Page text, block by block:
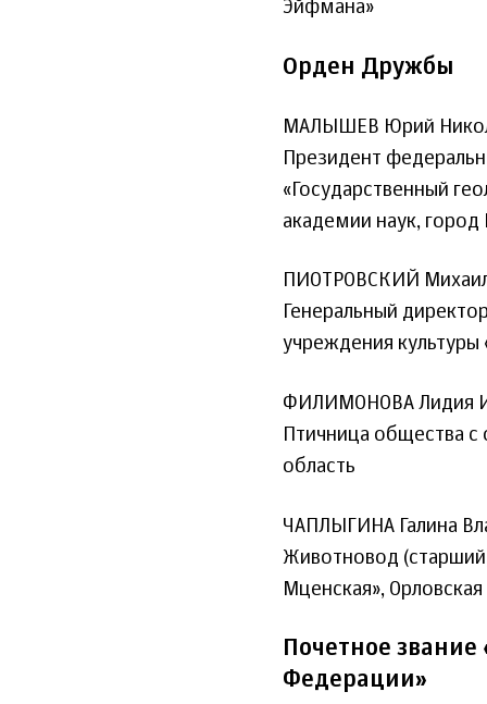
Эйфмана»
Орден Дружбы
МАЛЫШЕВ Юрий
Президент
«Государственный
академии наук, город
ПИОТРОВСКИЙ
Генеральный
учреждения культуры
ФИЛИМОНОВА Лидия
Птичница общества
область
ЧАПЛЫГИНА Галина
Животновод
Мценская»,
Почетное
Федерации»